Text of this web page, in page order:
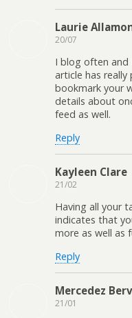
Laurie
20/07
I blog often and
article has really
bookmark your
details about
feed as well.
Reply
Kayleen Clare
21/02
Having all your
indicates that
more as well as
Reply
Mercedez
21/01